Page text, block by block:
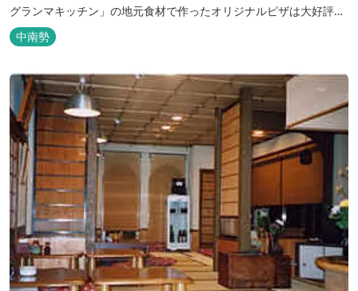
グランマキッチン」の地元食材で作ったオリジナルピザは大好評！
バーベキューも楽しめます。食材と必要な道具がセットになった
「手ぶらバーベキューセット」も人気です。 『ごかつら池どうぶつ
気町のローカ...
中南勢